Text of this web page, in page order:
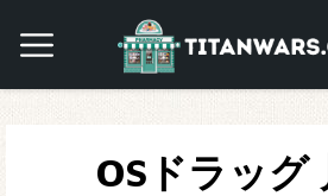
OSドラッグ